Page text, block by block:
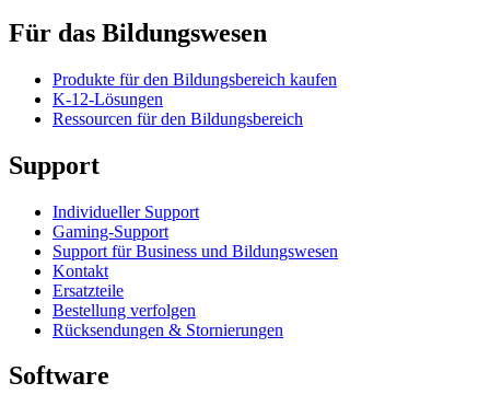
Für das Bildungswesen
Produkte für den Bildungsbereich kaufen
K-12-Lösungen
Ressourcen für den Bildungsbereich
Support
Individueller Support
Gaming-Support
Support für Business und Bildungswesen
Kontakt
Ersatzteile
Bestellung verfolgen
Rücksendungen & Stornierungen
Software